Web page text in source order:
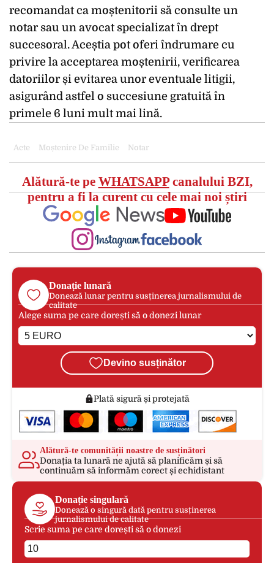
recomandat ca moștenitorii să consulte un
notar sau un avocat specializat în drept
succesoral. Aceștia pot oferi îndrumare cu
privire la acceptarea moștenirii, verificarea
datoriilor și evitarea unor eventuale litigii,
asigurând astfel o succesiune gratuită în
primele 6 luni mult mai lină.
Acte Moștenire De Familie Notar
Alătură-te pe WHATSAPPcanalului BZI,
pentru a fi la curent cu cele mai noi știri
Donație lunară
Donează lunar pentru susținerea jurnalismului de
calitate
Alege suma pe care dorești să o donezi lunar
Devino susținător
Plată sigură și protejată
Alătură-te comunității noastre de susținători
Donația ta lunară ne ajută să planificăm și să
continuăm să informăm corect și echidistant
Donație singulară
Donează o singură dată pentru susținerea
jurnalismului de calitate
Scrie suma pe care dorești să o donezi